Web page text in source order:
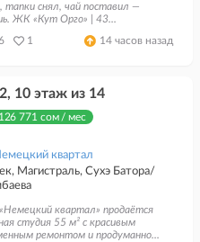
тапки снял, чай поставил —
ЖК «Кут Орго» | 43...
1 14 часов назад
10 этаж из 14
771 сом / мес
квартал
Магистраль, Сухэ Батора/
квартал» продаётся
студия 55 м² с красивым
ремонтом и продуманно...